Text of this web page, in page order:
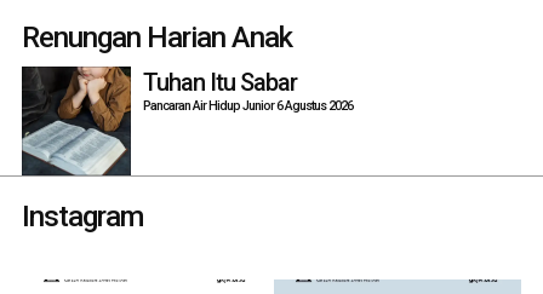
Renungan Harian Anak
Tuhan Itu Sabar
Pancaran Air Hidup Junior 6 Agustus 2026
Instagram